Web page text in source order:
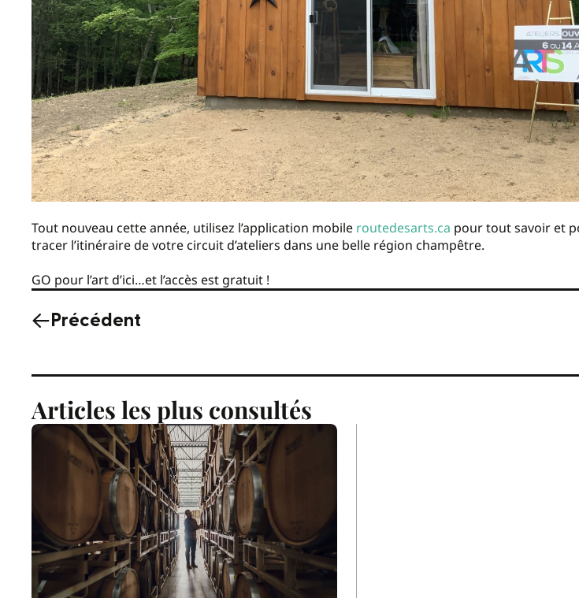
Tout nouveau cette année, utilisez l’application mobile routedesarts.ca pour tout savoir et
tracer l’itinéraire de votre circuit d’ateliers dans une belle région champêtre.
GO pour l’art d’ici…et l’accès est gratuit !
Précédent
Articles les plus consultés